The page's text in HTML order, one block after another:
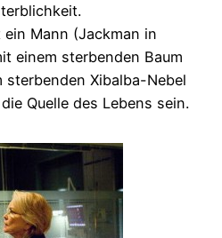
Mann (Jackman in
einem sterbenden Baum
sterbenden Xibalba-Nebel
Quelle des Lebens sein.